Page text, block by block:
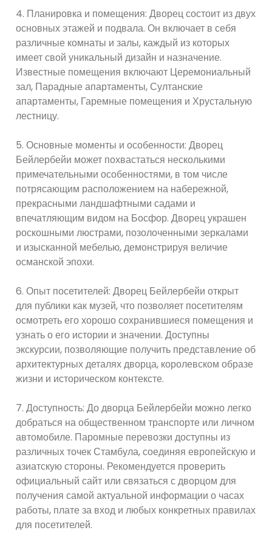
4. Планировка и помещения: Дворец состоит из двух
основных этажей и подвала. Он включает в себя
различные комнаты и залы, каждый из которых
имеет свой уникальный дизайн и назначение.
Известные помещения включают Церемониальный
зал, Парадные апартаменты, Султанские
апартаменты, Гаремные помещения и Хрустальную
лестницу.
5. Основные моменты и особенности: Дворец
Бейлербейи может похвастаться несколькими
примечательными особенностями, в том числе
потрясающим расположением на набережной,
прекрасными ландшафтными садами и
впечатляющим видом на Босфор. Дворец украшен
роскошными люстрами, позолоченными зеркалами
и изысканной мебелью, демонстрируя величие
османской эпохи.
6. Опыт посетителей: Дворец Бейлербейи открыт
для публики как музей, что позволяет посетителям
осмотреть его хорошо сохранившиеся помещения и
узнать о его истории и значении. Доступны
экскурсии, позволяющие получить представление об
архитектурных деталях дворца, королевском образе
жизни и историческом контексте.
7. Доступность: До дворца Бейлербейи можно легко
добраться на общественном транспорте или личном
автомобиле. Паромные перевозки доступны из
различных точек Стамбула, соединяя европейскую и
азиатскую стороны. Рекомендуется проверить
официальный сайт или связаться с дворцом для
получения самой актуальной информации о часах
работы, плате за вход и любых конкретных правилах
для посетителей.